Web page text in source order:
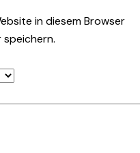
in diesem Browser
speichern.